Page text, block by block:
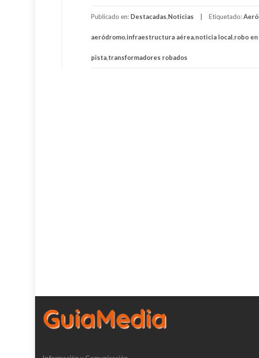
Publicado en: Destacadas,Noticias Etiquetado:
aeródromo,infraestructura aérea,noticia local,robo
pista,transformadores robados